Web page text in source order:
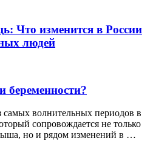
Что изменится в России
людей
самых волнительных периодов в
сопровождается не только
но и рядом изменений в …